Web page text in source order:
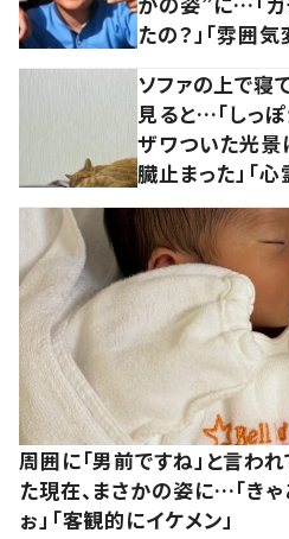
たの？」「雰囲気
ソファの上で寝
見ると…「しっぽ
ザワついた光景
臓止まった」「
周囲に「男前ですね」と言わ
た現在、まさかの姿に…「きゃ
ぉ」「客観的にイケメン」